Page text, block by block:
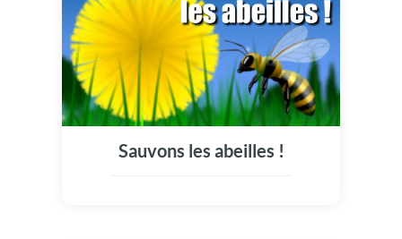
Sauvons les abeilles !